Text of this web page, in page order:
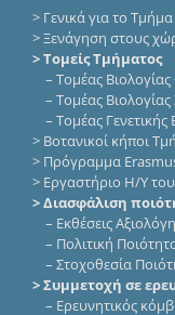
> Γενικά για το Τμήμα
> Ξενάγηση στους
> Τομείς Τμήματος
Τομέας
Τομέας
Τομέας
> Βοτανικοί κήποι
> Πρόγραμμα
> Εργαστήριο Η/Υ
> Διασφάλιση
Εκθέσεις
Πολιτική
Στοχοθεσία
> Συμμετοχή σε
Eρευνητικός